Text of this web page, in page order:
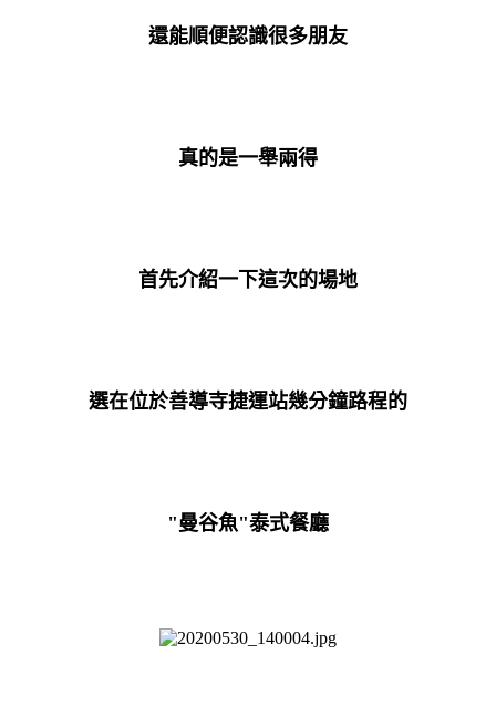
還能順便認識很多朋友
真的是一舉兩得
首先介紹一下這次的場地
選在位於善導寺捷運站幾分鐘路程的
"曼谷魚"泰式餐廳